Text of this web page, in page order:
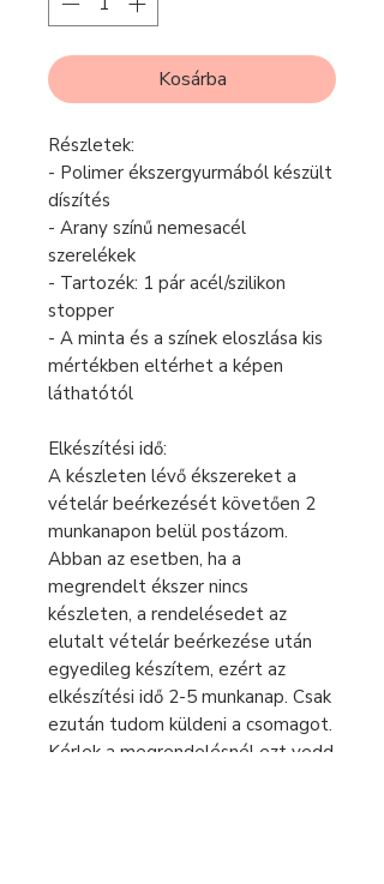
Kosárba
Részletek:
- Polimer ékszergyurmából készült
díszítés
- Arany színű nemesacél
szerelékek
- Tartozék: 1 pár acél/szilikon
stopper
- A minta és a színek eloszlása kis
mértékben eltérhet a képen
láthatótól
Elkészítési idő:
A készleten lévő ékszereket a
vételár beérkezését követően 2
munkanapon belül postázom.
Abban az esetben, ha a
megrendelt ékszer nincs
készleten, a rendelésedet az
elutalt vételár beérkezése után
egyedileg készítem, ezért az
elkészítési idő 2-5 munkanap. Csak
ezután tudom küldeni a csomagot.
Kérlek a megrendelésnél ezt vedd